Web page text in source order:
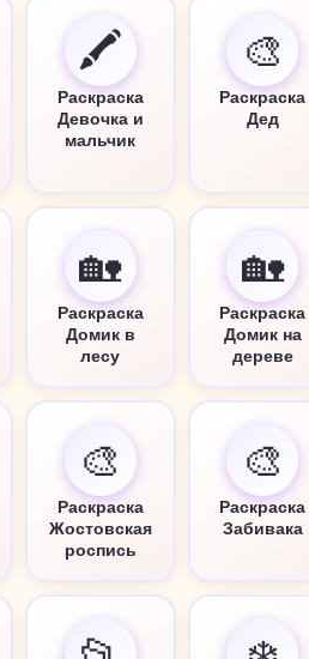
🖍️
Раскраска
Девочка и
мальчик
🎨
Раскраска
Дед
🏡
Раскраска
Домик в
лесу
🏡
Раскраска
Домик на
дереве
🎨
Раскраска
Жостовская
роспись
🎨
Раскраска
Забивака